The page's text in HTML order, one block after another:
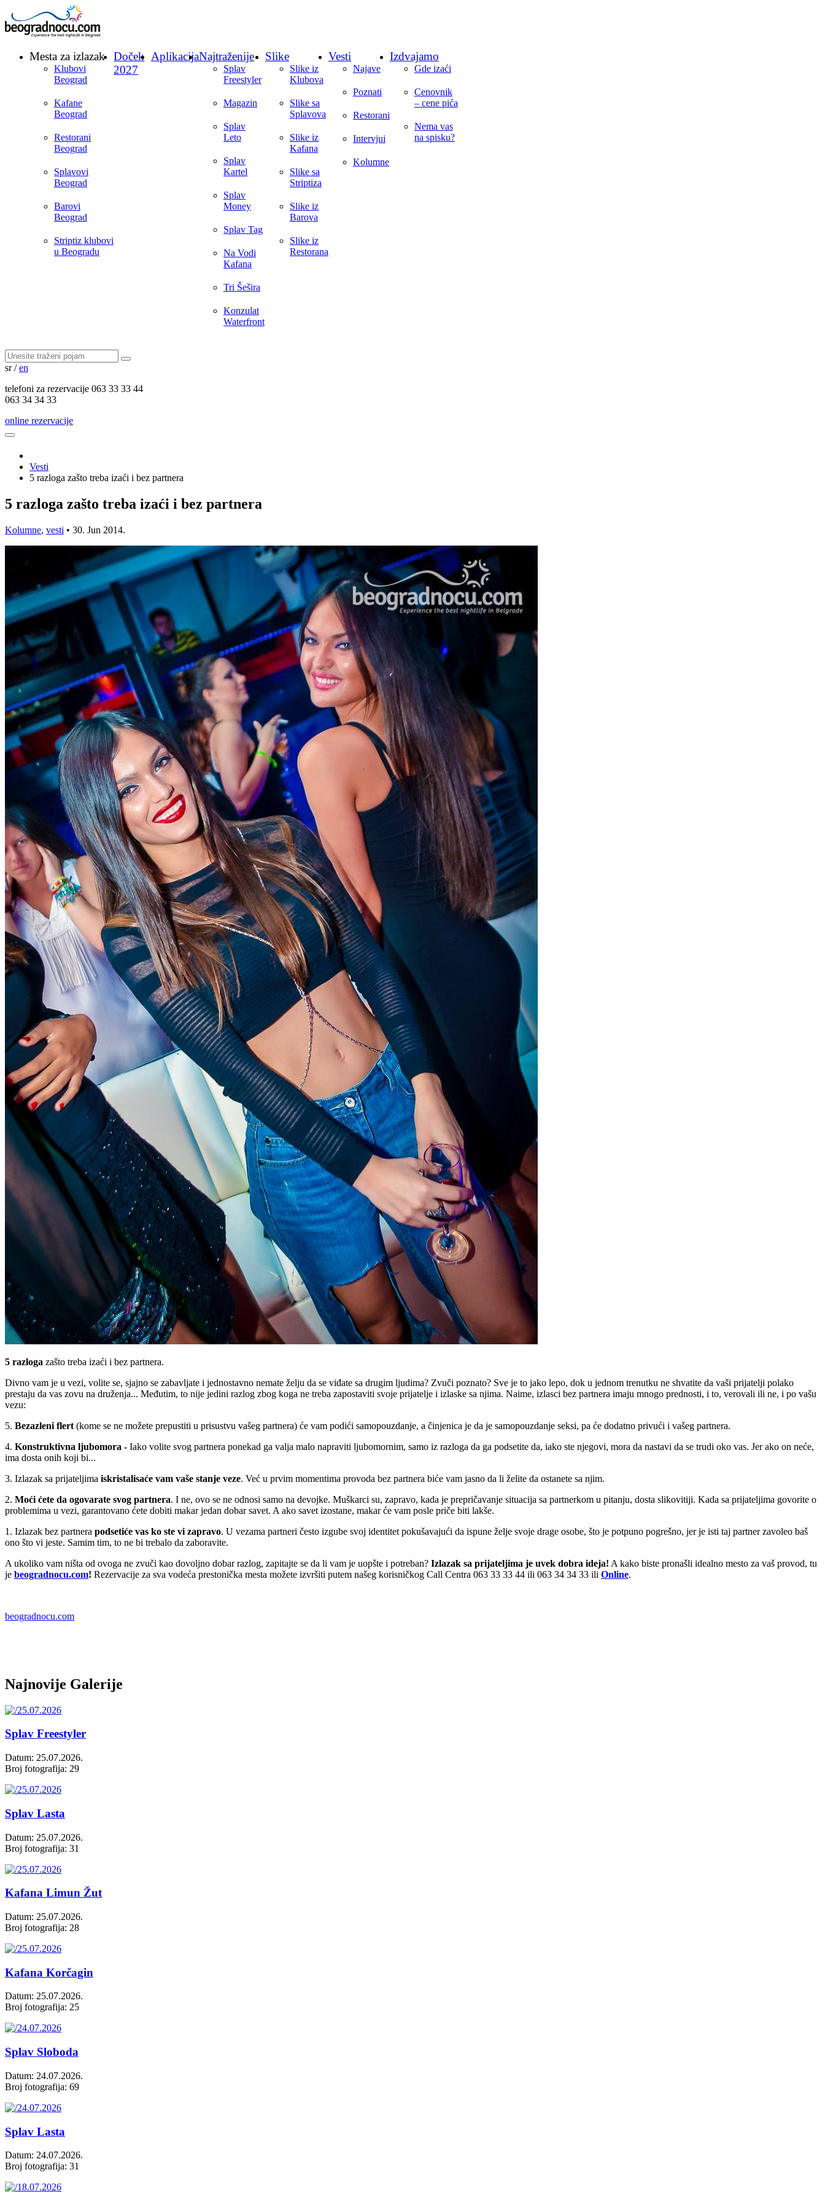
Mesta za izlazak
Klubovi
Beograd
Kafane
Beograd
Restorani
Beograd
Splavovi
Beograd
Barovi
Beograd
Striptiz klubovi
u Beogradu
Doček
2027
AplikacijaNajtraženije
Splav
Freestyler
Magazin
Splav
Leto
Splav
Kartel
Splav
Money
Splav Tag
Na Vodi
Kafana
Tri Šešira
Konzulat
Waterfront
Slike
Slike iz
Klubova
Slike sa
Splavova
Slike iz
Kafana
Slike sa
Striptiza
Slike iz
Barova
Slike iz
Restorana
Vesti
Najave
Poznati
Restorani
Intervjui
Kolumne
Izdvajamo
Gde izaći
Cenovnik
– cene pića
Nema vas
na spisku?
sr / en
telefoni za rezervacije 063 33 33 44
063 34 34 33
online rezervacije
Vesti
5 razloga zašto treba izaći i bez partnera
5 razloga zašto treba izaći i bez partnera
Kolumne, vesti • 30. Jun 2014.
5 razloga zašto treba izaći i bez partnera.
Divno vam je u vezi, volite se, sjajno se zabavljate i jednostavno nemate želju da se viđate sa drugim ljudima? Zvuči poznato? Sve je to jako lepo, dok u jednom trenutku ne shvatite da vaši prijatelji polako
prestaju da vas zovu na druženja... Međutim, to nije jedini razlog zbog koga ne treba zapostaviti svoje prijatelje i izlaske sa njima. Naime, izlasci bez partnera imaju mnogo prednosti, i to, verovali ili ne, i po vašu
vezu:
5. Bezazleni flert (kome se ne možete prepustiti u prisustvu vašeg partnera) će vam podići samopouzdanje, a činjenica je da je samopouzdanje seksi, pa će dodatno privući i vašeg partnera.
4. Konstruktivna ljubomora - Iako volite svog partnera ponekad ga valja malo napraviti ljubomornim, samo iz razloga da ga podsetite da, iako ste njegovi, mora da nastavi da se trudi oko vas. Jer ako on neće,
ima dosta onih koji bi...
3. Izlazak sa prijateljima iskristalisaće vam vaše stanje veze. Već u prvim momentima provoda bez partnera biće vam jasno da li želite da ostanete sa njim.
2. Moći ćete da ogovarate svog partnera. I ne, ovo se ne odnosi samo na devojke. Muškarci su, zapravo, kada je prepričavanje situacija sa partnerkom u pitanju, dosta slikovitiji. Kada sa prijateljima govorite o
problemima u vezi, garantovano ćete dobiti makar jedan dobar savet. A ako savet izostane, makar će vam posle priče biti lakše.
1. Izlazak bez partnera podsetiće vas ko ste vi zapravo. U vezama partneri često izgube svoj identitet pokušavajući da ispune želje svoje drage osobe, što je potpuno pogrešno, jer je isti taj partner zavoleo baš
ono što vi jeste. Samim tim, to ne bi trebalo da zaboravite.
A ukoliko vam ništa od ovoga ne zvuči kao dovoljno dobar razlog, zapitajte se da li vam je uopšte i potreban? Izlazak sa prijateljima je uvek dobra ideja! A kako biste pronašli idealno mesto za vaš provod, tu
je beogradnocu.com! Rezervacije za sva vodeća prestonička mesta možete izvršiti putem našeg korisničkog Call Centra 063 33 33 44 ili 063 34 34 33 ili Online.
beogradnocu.com
Najnovije Galerije
Splav Freestyler
Datum: 25.07.2026.
Broj fotografija: 29
Splav Lasta
Datum: 25.07.2026.
Broj fotografija: 31
Kafana Limun Žut
Datum: 25.07.2026.
Broj fotografija: 28
Kafana Korčagin
Datum: 25.07.2026.
Broj fotografija: 25
Splav Sloboda
Datum: 24.07.2026.
Broj fotografija: 69
Splav Lasta
Datum: 24.07.2026.
Broj fotografija: 31